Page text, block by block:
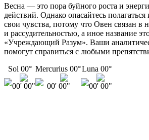
Весна — это пора буйного роста и
действий. Однако опасайтесь
свои чувства, потому что Овен связан в
и рассудительностью, а иное название
«Учреждающий Разум». Ваши
помогут справиться с любыми
Sol 00°
00' 00"
Mercurius 00°
00' 00"
Luna 00°
00' 00"